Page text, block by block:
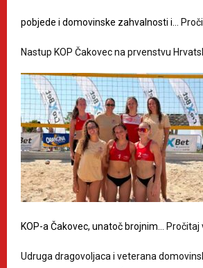
pobjede i domovinske zahvalnosti i…
Nastup KOP Čakovec na prvenstvu
KOP-a Čakovec, unatoč brojnim… Pročitaj
Udruga dragovoljaca i veterana